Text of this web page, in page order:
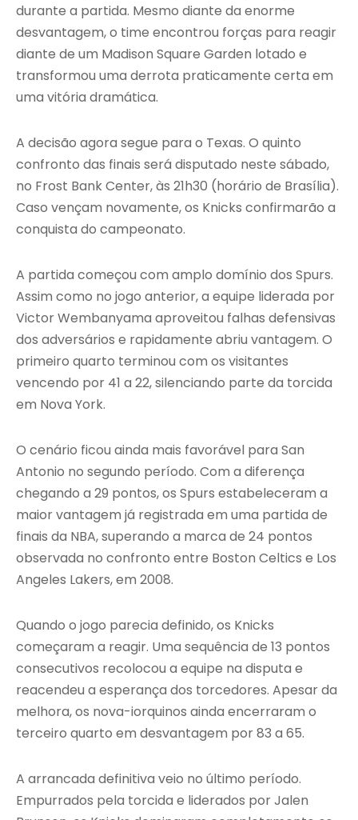
durante a partida. Mesmo diante da enorme
desvantagem, o time encontrou forças para reagir
diante de um Madison Square Garden lotado e
transformou uma derrota praticamente certa em
uma vitória dramática.
A decisão agora segue para o Texas. O quinto
confronto das finais será disputado neste sábado,
no Frost Bank Center, às 21h30 (horário de Brasília).
Caso vençam novamente, os Knicks confirmarão a
conquista do campeonato.
A partida começou com amplo domínio dos Spurs.
Assim como no jogo anterior, a equipe liderada por
Victor Wembanyama aproveitou falhas defensivas
dos adversários e rapidamente abriu vantagem. O
primeiro quarto terminou com os visitantes
vencendo por 41 a 22, silenciando parte da torcida
em Nova York.
O cenário ficou ainda mais favorável para San
Antonio no segundo período. Com a diferença
chegando a 29 pontos, os Spurs estabeleceram a
maior vantagem já registrada em uma partida de
finais da NBA, superando a marca de 24 pontos
observada no confronto entre Boston Celtics e Los
Angeles Lakers, em 2008.
Quando o jogo parecia definido, os Knicks
começaram a reagir. Uma sequência de 13 pontos
consecutivos recolocou a equipe na disputa e
reacendeu a esperança dos torcedores. Apesar da
melhora, os nova-iorquinos ainda encerraram o
terceiro quarto em desvantagem por 83 a 65.
A arrancada definitiva veio no último período.
Empurrados pela torcida e liderados por Jalen